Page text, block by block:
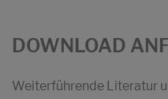
DOWNLOAD
Weiterführende Literatur